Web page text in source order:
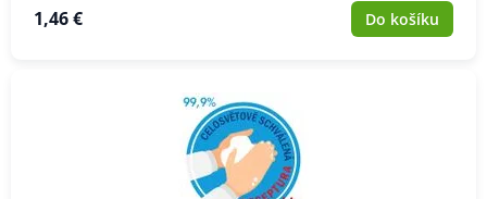
1,46 € Do košíku